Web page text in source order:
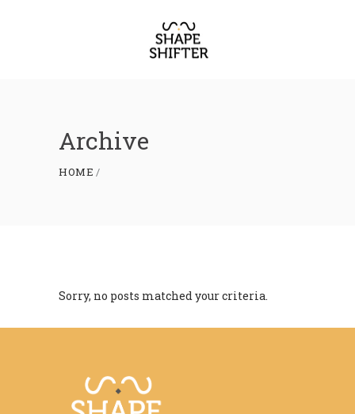
Archive
HOME
Sorry, no posts matched your criteria.